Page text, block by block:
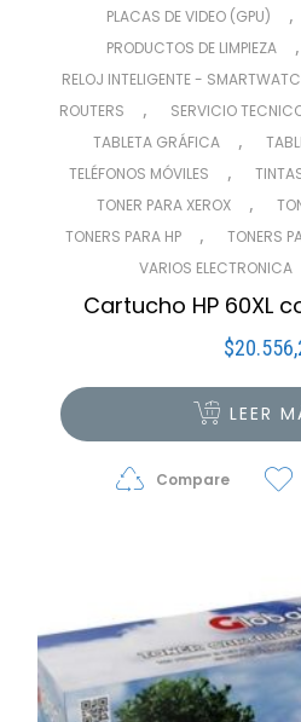
PLACAS DE VIDEO (GPU) ,
PRODUCTOS DE LIMPIEZA ,
RELOJ INTELIGENTE -
ROUTERS , SERVICIO
TABLETA GRÁFICA ,
TELÉFONOS MÓVILES ,
TONER PARA XEROX ,
TONERS PARA HP , TONERS
VARIOS ELECTRONICA
Cartucho HP 60XL
$
LEER
Compare